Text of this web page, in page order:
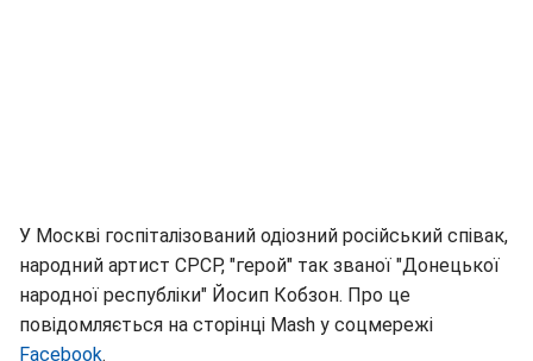
У Москві госпіталізований одіозний російський співак,
народний артист СРСР, "герой" так званої "Донецької
народної республіки" Йосип Кобзон. Про це
повідомляється на сторінці Mash у соцмережі
Facebook.